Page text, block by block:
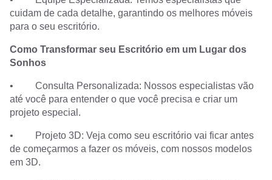
cuidam de cada detalhe, garantindo os melhores móveis
para o seu escritório.
Como Transformar seu Escritório em um Lugar dos
Sonhos
• Consulta Personalizada: Nossos especialistas vão
até você para entender o que você precisa e criar um
projeto especial.
• Projeto 3D: Veja como seu escritório vai ficar antes
de começarmos a fazer os móveis, com nossos modelos
em 3D.